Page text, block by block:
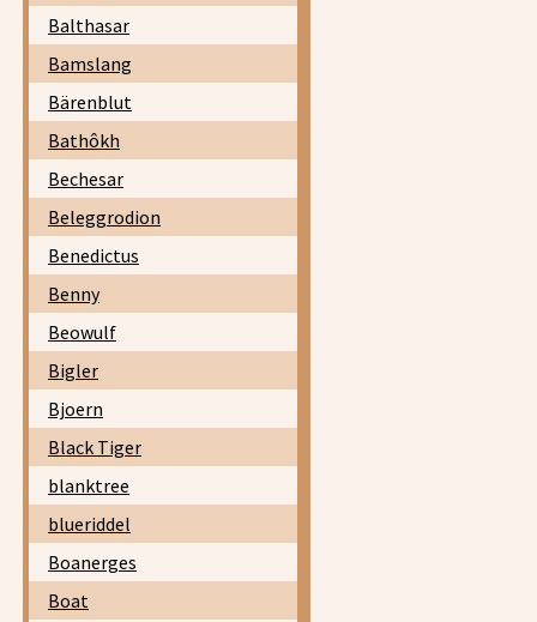
Balthasar
Bamslang
Bärenblut
Bathôkh
Bechesar
Beleggrodion
Benedictus
Benny
Beowulf
Bigler
Bjoern
Black Tiger
blanktree
blueriddel
Boanerges
Boat